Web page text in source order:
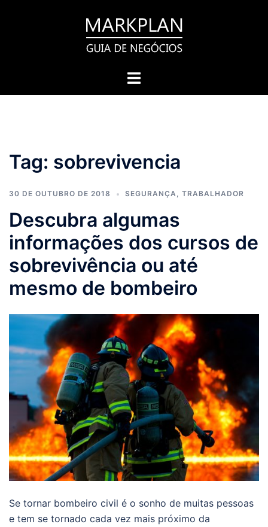
Toggle
Tag: sobrevivencia
30 DE OUTUBRO DE 2018 SEGURANÇA, TRABALHADOR
Descubra algumas
informações dos cursos de
sobrevivência ou até
mesmo de bombeiro
Se tornar bombeiro civil é o sonho de muitas pessoas
e tem se tornado cada vez mais próximo da